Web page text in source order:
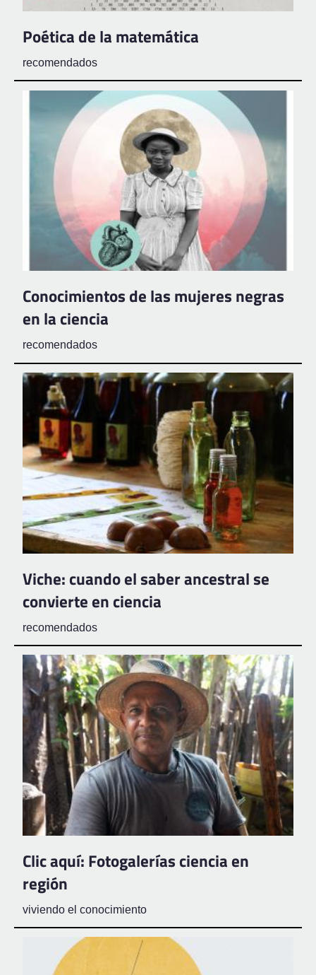
Poética de la matemática
recomendados
Conocimientos de las mujeres negras
en la ciencia
recomendados
Viche: cuando el saber ancestral se
convierte en ciencia
recomendados
Clic aquí: Fotogalerías ciencia en
región
viviendo el conocimiento